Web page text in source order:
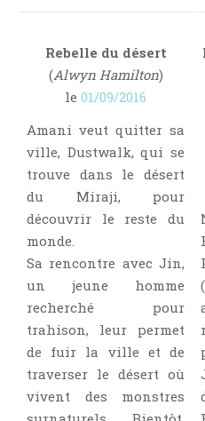
Rebelle du désert
(Alwyn Hamilton)
le 01/09/2016
Amani veut quitter sa
ville, Dustwalk, qui se
trouve dans le désert
du Miraji, pour
découvrir le reste du
monde.
Sa rencontre avec Jin,
un jeune homme
recherché pour
trahison, leur permet
de fuir la ville et de
traverser le désert où
vivent des monstres